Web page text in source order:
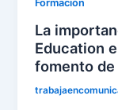
Formación
La
Education
fomento